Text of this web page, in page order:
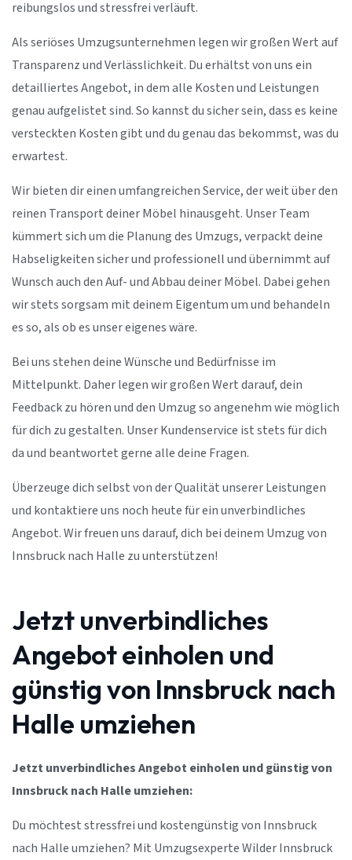
reibungslos und stressfrei verläuft.
Als seriöses Umzugsunternehmen legen wir großen Wert auf
Transparenz und Verlässlichkeit. Du erhältst von uns ein
detailliertes Angebot, in dem alle Kosten und Leistungen
genau aufgelistet sind. So kannst du sicher sein, dass es keine
versteckten Kosten gibt und du genau das bekommst, was du
erwartest.
Wir bieten dir einen umfangreichen Service, der weit über den
reinen Transport deiner Möbel hinausgeht. Unser Team
kümmert sich um die Planung des Umzugs, verpackt deine
Habseligkeiten sicher und professionell und übernimmt auf
Wunsch auch den Auf- und Abbau deiner Möbel. Dabei gehen
wir stets sorgsam mit deinem Eigentum um und behandeln
es so, als ob es unser eigenes wäre.
Bei uns stehen deine Wünsche und Bedürfnisse im
Mittelpunkt. Daher legen wir großen Wert darauf, dein
Feedback zu hören und den Umzug so angenehm wie möglich
für dich zu gestalten. Unser Kundenservice ist stets für dich
da und beantwortet gerne alle deine Fragen.
Überzeuge dich selbst von der Qualität unserer Leistungen
und kontaktiere uns noch heute für ein unverbindliches
Angebot. Wir freuen uns darauf, dich bei deinem Umzug von
Innsbruck nach Halle zu unterstützen!
Jetzt unverbindliches
Angebot einholen und
günstig von Innsbruck nach
Halle umziehen
Jetzt unverbindliches Angebot einholen und günstig von
Innsbruck nach Halle umziehen:
Du möchtest stressfrei und kostengünstig von Innsbruck
nach Halle umziehen? Mit Umzugsexperte Wilder Innsbruck